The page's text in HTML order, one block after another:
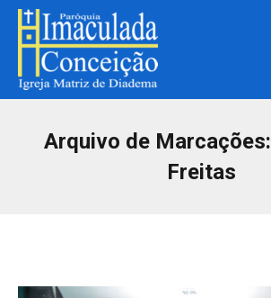
Arquivo de Marcações:
Freitas